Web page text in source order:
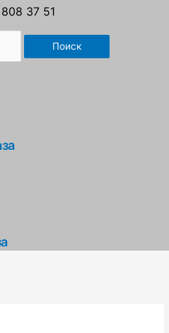
37 51
Поиск